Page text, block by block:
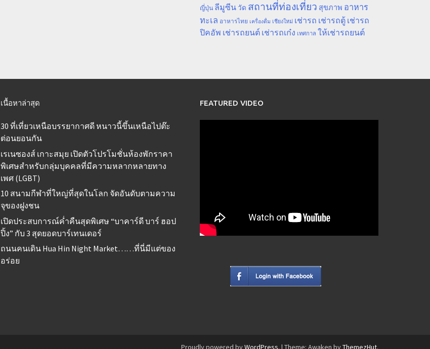
ญี่ปุ่น ลีมูซีน วัด สถานที่ท่องเที่ยว สุขภาพ อาหาร
ทะเล อาหารไทย เครื่องดื่ม เชียงใหม่ เช่ารถ เช่ารถตู้ เช่ารถ
ปิคอัพ เช่ารถยนต์ เช่ารถเก๋ง เทศกาล ให้เช่ารถยนต์
เนื้อหาล่าสุด
30 ที่เที่ยวเหนือบรรยากาศดี หนาวนี้ขึ้นเหนือไปต๊ะ
ต่อนยอนกัน
เรเนซองส์ เกาะสมุย เปิดตัวโปรโมชั่นห้องพักราคา
พิเศษสำหรับกลุ่มบุคคลที่มีความหลากหลายทาง
เพศ (LGBT)
10 สนามกีฬาที่ใหญ่ที่สุดในโลก จัดอันดับตามความ
จุของฝูงชน
เปิดประสบการณ์ค่ำคืนสุดพิเศษ “บาคาร์ดี บาร์ ฮอป
ปิ้ง” กับ 3 สุดยอดบาร์เทนเดอร์
ถนนคนเดิน Hua Hin Night Market……ที่นี่มีแต่ของ
อร่อย
FEATURED VIDEO
Proudly powered byWordPress. | Theme: Awaken byThemezHut.